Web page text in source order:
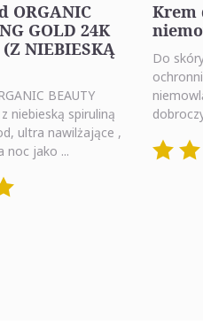
ORGANIC
GOLD 24K
(Z NIEBIESKĄ
BEAUTY
niebieską spiruliną
ultra nawilżające ,
noc jako ...
Krem
Do